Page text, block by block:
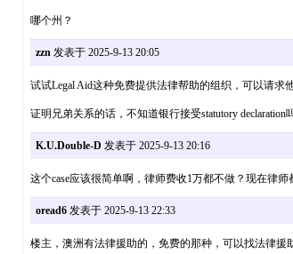
哪个州？
zzn 发表于 2025-9-13 20:05
试试Legal Aid这种免费提供法律帮助的组织，可以请求
证明兄弟关系的话，不知道银行接受statutory declaration
K.U.Double-D 发表于 2025-9-13 20:16
这个case应该很简单啊，律师费收1万都不做？现在律师
oread6发表于 2025-9-13 22:33
楼主，澳洲有法律援助的，免费的那种，可以找法律援